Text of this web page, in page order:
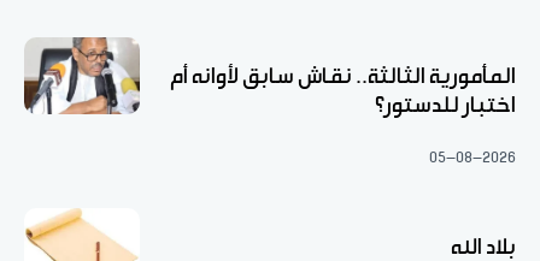
المأمورية الثالثة.. نقاش سابق لأوانه أم
اختبار للدستور؟
05-08-2026
بلاد الله